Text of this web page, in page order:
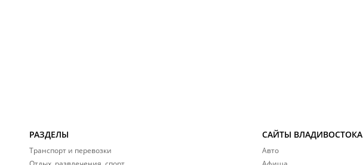
РАЗДЕЛЫ
Транспорт и перевозки
САЙТЫ ВЛАДИВОСТОКА
Авто